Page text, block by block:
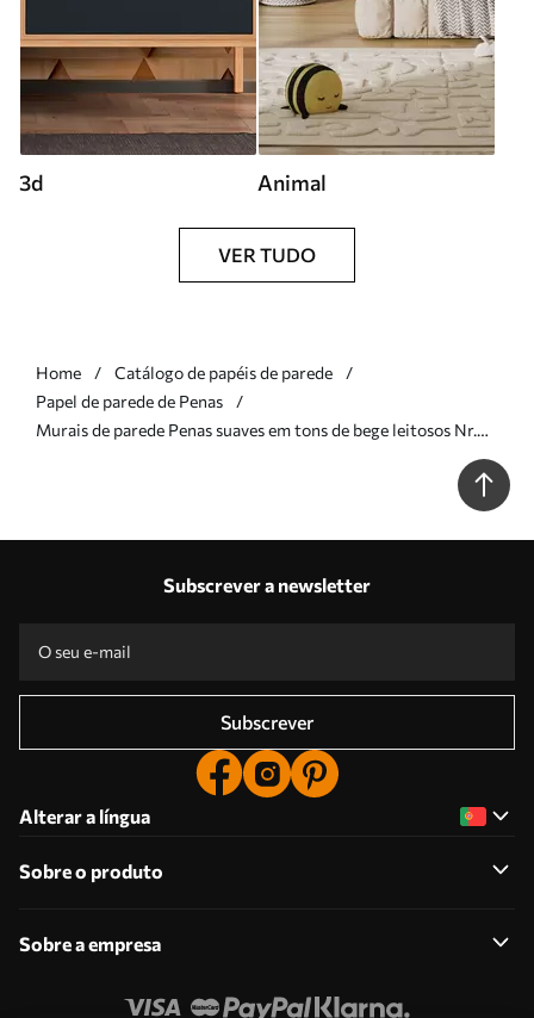
3d Animal
VER TUDO
Home
Catálogo de papéis de parede
Papel de parede de Penas
Murais de parede Penas suaves em tons de bege leitosos Nr.
Subscrever a newsletter
Subscrever
Alterar a língua
Sobre o produto
Sobre a empresa